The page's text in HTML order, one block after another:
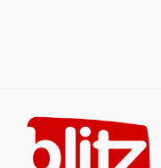
content